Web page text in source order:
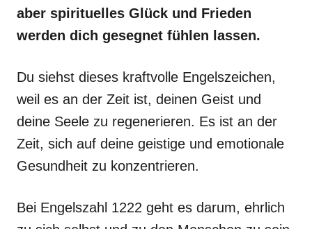
aber spirituelles Glück und Frieden
werden dich gesegnet fühlen lassen.
Du siehst dieses kraftvolle Engelszeichen,
weil es an der Zeit ist, deinen Geist und
deine Seele zu regenerieren. Es ist an der
Zeit, sich auf deine geistige und emotionale
Gesundheit zu konzentrieren.
Bei Engelszahl 1222 geht es darum, ehrlich